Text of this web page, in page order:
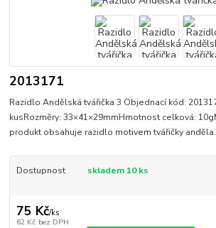
2013171
Razidlo Andělská tvářička 3 Objednací kód:
kusRozměry: 33×41×29mmHmotnost celková:
produkt obsahuje razidlo motivem tvářičky anděla.
Dostupnost skladem 10 ks
75 Kč/ks
62 Kč bez DPH